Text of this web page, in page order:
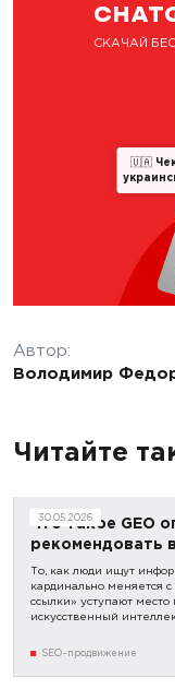
СКАЧАЙ
🇺🇦
Автор:
Володимир
Читайте
30.05.2026
Что такое GEO
рекомендовать
То, как люди ищут
кардинально меняется
ссылки» уступают
искусственный
SEO-продвижение